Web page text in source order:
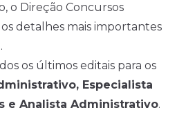
o Direção Concursos
detalhes mais importantes
.
os últimos editais para os
Especialista
e Analista Administrativo.